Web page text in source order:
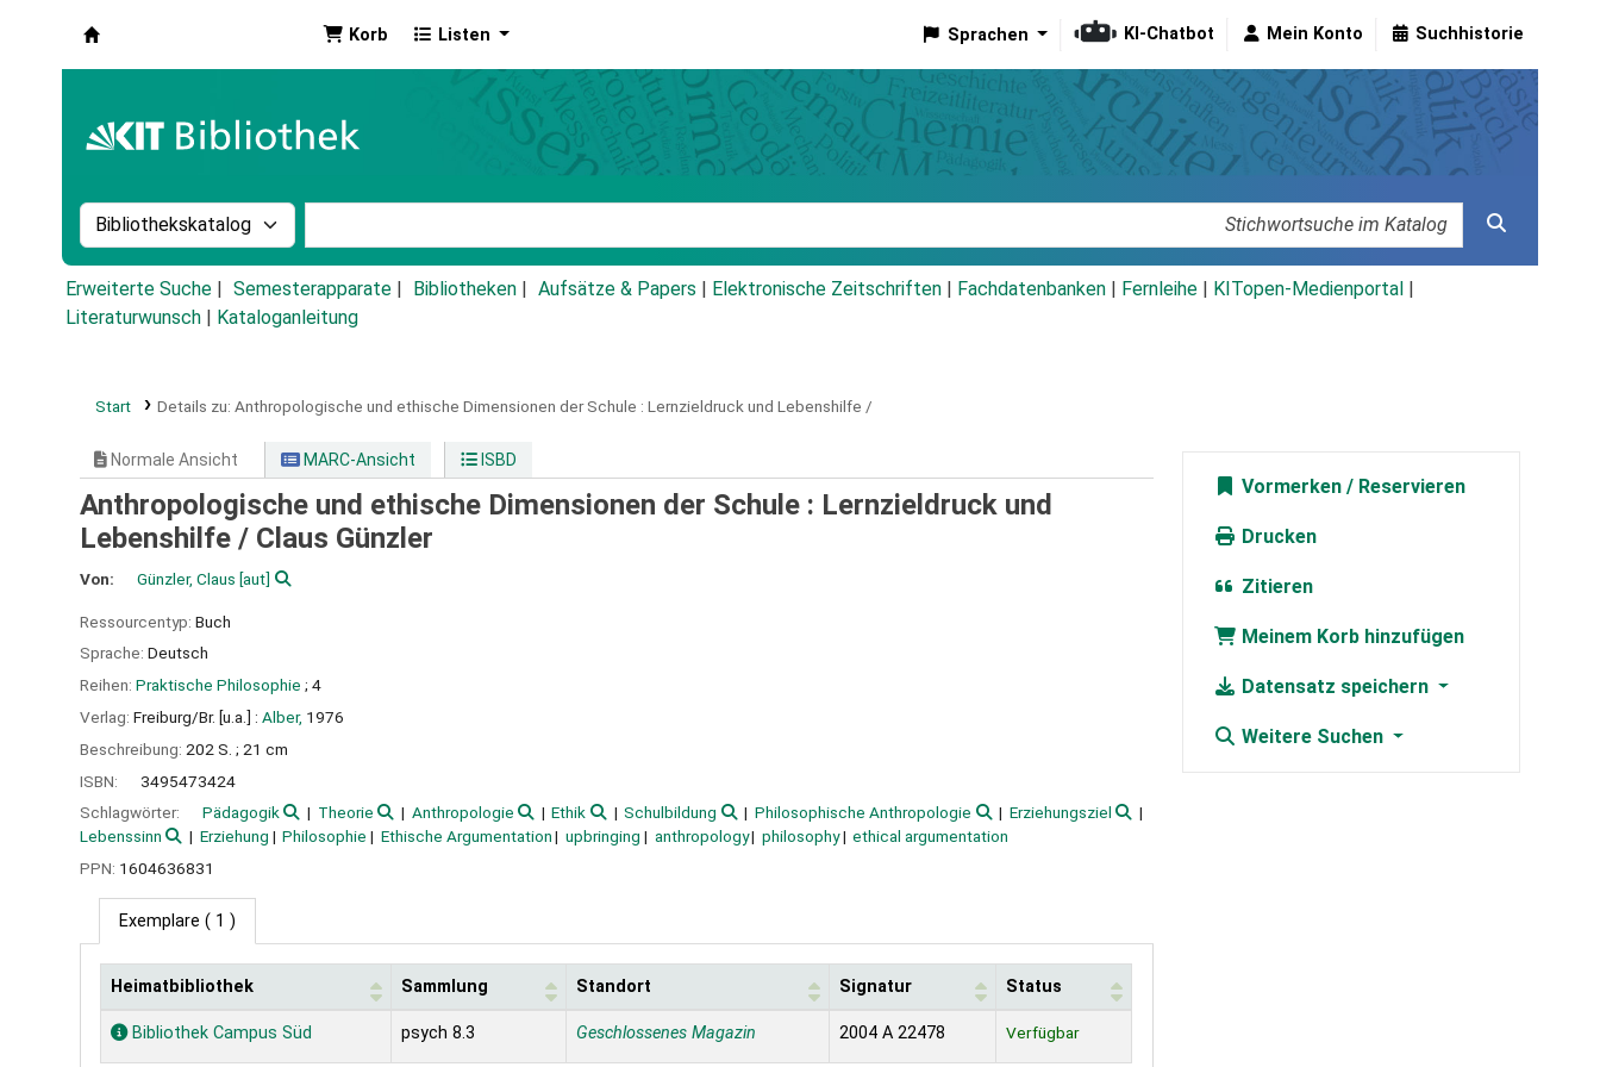
Korb Listen Sprachen KI-Chatbot Mein Konto Suchhistorie
Suche im Katalog nach:
Erweiterte Suche Semesterapparate Bibliotheken Aufsätze & Papers Elektronische Zeitschriften Fachdatenbanken Fernleihe KITopen-Medienportal
Literaturwunsch
Kataloganleitung
Start Details zu: Anthropologische und ethische Dimensionen der Schule : Lernzieldruck und Lebenshilfe /
Normale Ansicht MARC-Ansicht ISBD
Anthropologische und ethische Dimensionen der Schule : Lernzieldruck und
Lebenshilfe / Claus Günzler
Von: Günzler, Claus [aut]
Ressourcentyp: Buch
Sprache: Deutsch
Reihen: Praktische Philosophie ; 4
Verlag: Freiburg/Br. [u.a.] : Alber, 1976
Beschreibung: 202 S. ; 21 cm
ISBN:
3495473424
Schlagwörter:
Pädagogik Theorie Anthropologie Ethik Schulbildung Philosophische Anthropologie
Erziehungsziel
Lebenssinn
Erziehung Philosophie Ethische Argumentation upbringing anthropology philosophy
ethical argumentation
PPN: 1604636831
Exemplare ( 1 )
Exemplare
Heimatbibliothek Sammlung Standort Signatur Status
Bibliothek Campus Süd psych 8.3 Geschlossenes Magazin 2004 A 22478 Verfügbar
Vormerken
Drucken
Zitieren
Meinem Korb hinzufügen
Datensatz speichern
Weitere Suchen